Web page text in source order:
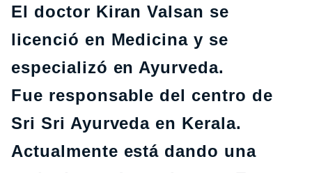
El doctor Kiran Valsan se
licenció en Medicina y se
especializó en Ayurveda.
Fue responsable del centro de
Sri Sri Ayurveda en Kerala.
Actualmente está dando una